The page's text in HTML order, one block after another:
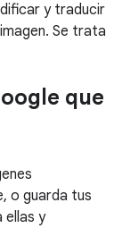
y traducir
Se trata
que
o guarda tus
ellas y